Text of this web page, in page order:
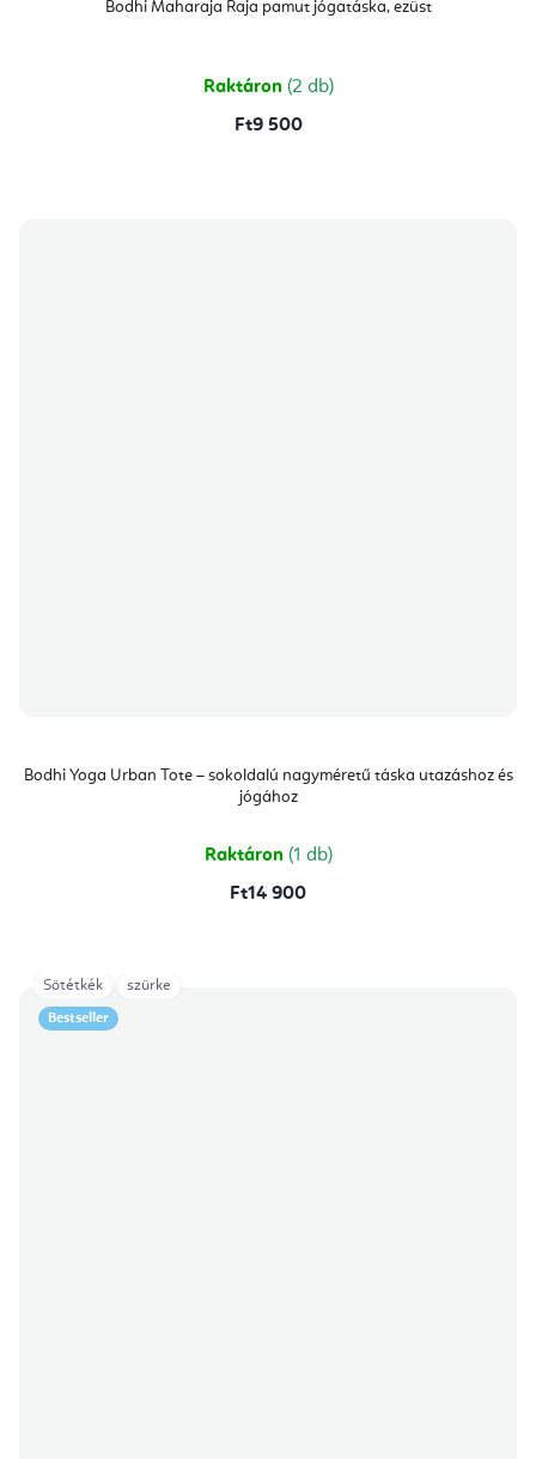
Bodhi Maharaja Raja pamut jógatáska, ezüst
Raktáron (2 db)
Ft9 500
Bodhi Yoga Urban Tote – sokoldalú nagyméretű táska utazáshoz és
jógához
Raktáron (1 db)
Ft14 900
Bestseller
Sötétkék szürke